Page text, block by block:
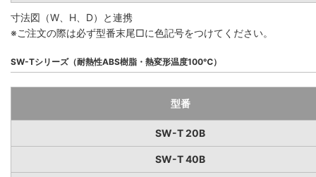
寸法図（W、H、D）と連携
※ご注文の際は必ず型番末尾□に色記号をつけてください。
SW-Tシリーズ（耐熱性ABS樹脂・熱変形温度100℃）
型番
SW-T 20B
SW-T 40B